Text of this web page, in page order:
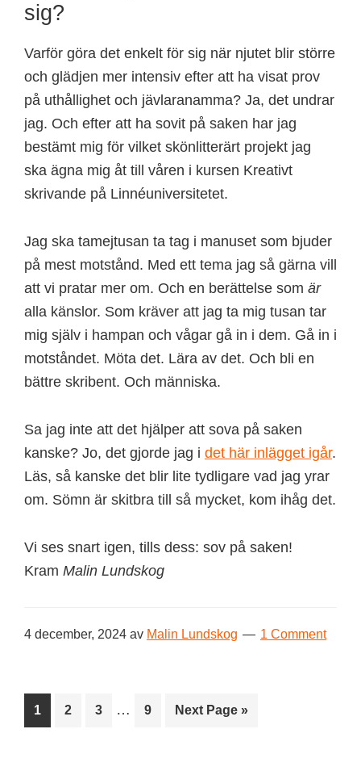
sig?
Varför göra det enkelt för sig när njutet blir större
och glädjen mer intensiv efter att ha visat prov
på uthållighet och jävlaranamma? Ja, det undrar
jag. Och efter att ha sovit på saken har jag
bestämt mig för vilket skönlitterärt projekt jag
ska ägna mig åt till våren i kursen Kreativt
skrivande på Linnéuniversitetet.
Jag ska tamejtusan ta tag i manuset som bjuder
på mest motstånd. Med ett tema jag så gärna vill
att vi pratar mer om. Och en berättelse som är
alla känslor. Som kräver att jag ta mig tusan tar
mig själv i hampan och vågar gå in i dem. Gå in i
motståndet. Möta det. Lära av det. Och bli en
bättre skribent. Och människa.
Sa jag inte att det hjälper att sova på saken
kanske? Jo, det gjorde jag i det här inlägget igår.
Läs, så kanske det blir lite tydligare vad jag yrar
om. Sömn är skitbra till så mycket, kom ihåg det.
Vi ses snart igen, tills dess: sov på saken!
Kram Malin Lundskog
4 december, 2024 av Malin Lundskog 1 Comment
Page
1 Page
2 Page
3
Interim
… Page
9
Go
Next Page »